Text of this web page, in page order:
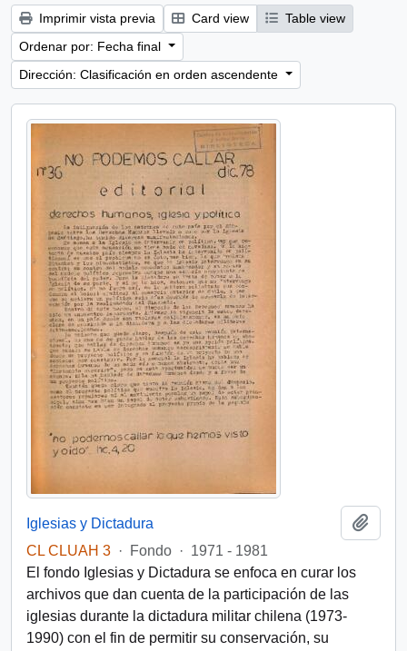
Imprimir vista previa Card view
Table view
Ordenar por: Fecha final
Dirección: Clasificación en orden ascendente
Iglesias y Dictadura
CL CLUAH 3 · Fondo · 1971 - 1981
El fondo Iglesias y Dictadura se enfoca en curar los
archivos que dan cuenta de la participación de las
iglesias durante la dictadura militar chilena (1973-
1990) con el fin de permitir su conservación, su